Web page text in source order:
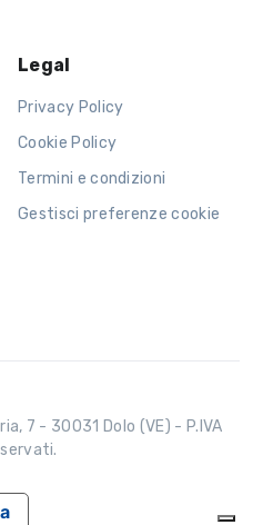
Legal
Privacy Policy
Cookie Policy
Termini e condizioni
Gestisci preferenze cookie
7 - 30031 Dolo (VE) - P.IVA